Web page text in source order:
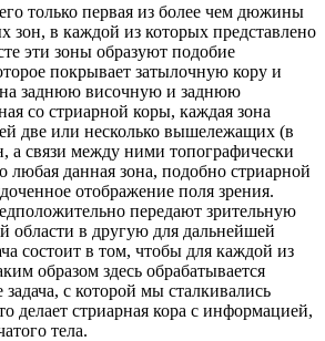
только первая из более чем дюжины
зон, в каждой из которых представлено
эти зоны образуют подобие
покрывает затылочную кору и
на заднюю височную и заднюю
со стриарной коры, каждая зона
две или несколько вышележащих (в
а связи между ними топографически
любая данная зона, подобно стриарной
отображение поля зрения.
передают зрительную
области в другую для дальнейшей
состоит в том, чтобы для каждой из
образом здесь обрабатывается
с которой мы сталкивались
делает стриарная кора с информацией,
тела.